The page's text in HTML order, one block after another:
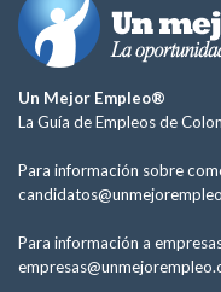
Un Mejor Empleo®
La Guía de Empleos de
Para información sobre
Para información a